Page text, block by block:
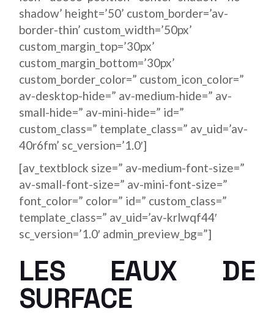
shadow’ height=’50’ custom_border=’av-
border-thin’ custom_width=’50px’
custom_margin_top=’30px’
custom_margin_bottom=’30px’
custom_border_color=” custom_icon_color=”
av-desktop-hide=” av-medium-hide=” av-
small-hide=” av-mini-hide=” id=”
custom_class=” template_class=” av_uid=’av-
40r6fm’ sc_version=’1.0′]
[av_textblock size=” av-medium-font-size=”
av-small-font-size=” av-mini-font-size=”
font_color=” color=” id=” custom_class=”
template_class=” av_uid=’av-krlwqf44′
sc_version=’1.0′ admin_preview_bg=”]
LES EAUX DE
SURFACE